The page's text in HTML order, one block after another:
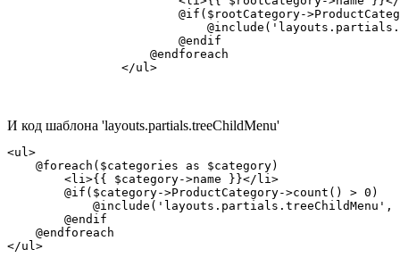
@if($rootCategory-
                        @endif
                    @endforeach
                </ul>
И код шаблона 'layouts.partials.treeChildMenu'
<ul>
    @foreach($categories as $category)
        <li>{{ $category->name }}</li>
        @if($category->ProductCategory->count() > 0)
        @endif
    @endforeach
</ul>